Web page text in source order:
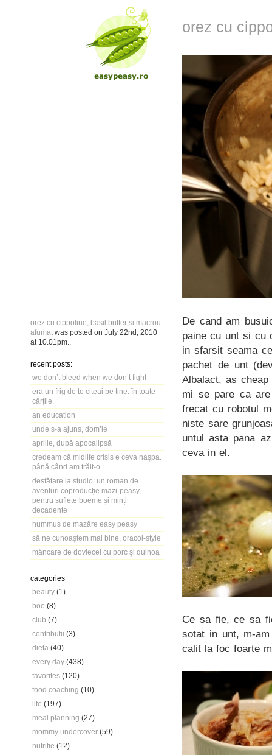
orez cu cippoline, basil butter si macrou
afumat was posted on July 22nd, 2010
at 10.01pm
recent posts:
we don’t bleed when we don’t fight
era un frig de te citeai pe tine. în toate
cărțile.
an education
unde s-a ajuns, dom’le
aprilie, după apocalipsă
credeam că midlife crisis e ceva nașpa.
până când am trăit-o.
desfătare la studio: un roman de
aventuri coproducție mazi-peasy,
pentru suflete boeme și minți
decadente
hummus de mazăre easy peasy
să ne cunoaștem mai bine, oracol-style
mâncare de dovlecei cu porc și quinoa
categories
beauty (1)
boo (8)
club (7)
contributii (3)
dieta (40)
every day (438)
favorites (120)
food coaching (10)
life (197)
meal planning (27)
mommy undercover (59)
nutritie (12)
orez cu
De cand am
paine cu unt si cu
in sfarsit seama
pachet de unt
Albalact, as
mi se pare ca
frecat cu robotul
niste sare
untul asta pana
ceva in el.
Ce sa fie, ce sa
sotat in unt, m-
calit la foc foarte